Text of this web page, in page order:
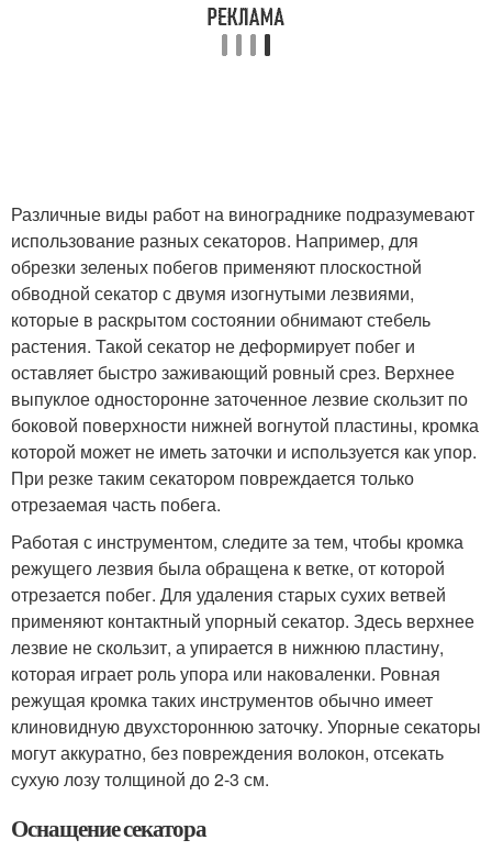
Различные виды работ на винограднике подразумевают
использование разных секаторов. Например, для
обрезки зеленых побегов применяют плоскостной
обводной секатор с двумя изогнутыми лезвиями,
которые в раскрытом состоянии обнимают стебель
растения. Такой секатор не деформирует побег и
оставляет быстро заживающий ровный срез. Верхнее
выпуклое односторонне заточенное лезвие скользит по
боковой поверхности нижней вогнутой пластины, кромка
которой может не иметь заточки и используется как упор.
При резке таким секатором повреждается только
отрезаемая часть побега.
Работая с инструментом, следите за тем, чтобы кромка
режущего лезвия была обращена к ветке, от которой
отрезается побег. Для удаления старых сухих ветвей
применяют контактный упорный секатор. Здесь верхнее
лезвие не скользит, а упирается в нижнюю пластину,
которая играет роль упора или наковаленки. Ровная
режущая кромка таких инструментов обычно имеет
клиновидную двухстороннюю заточку. Упорные секаторы
могут аккуратно, без повреждения волокон, отсекать
сухую лозу толщиной до 2-3 см.
Оснащение секатора